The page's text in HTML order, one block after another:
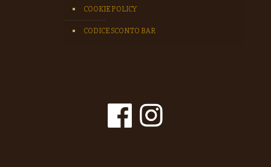
COOKIE POLICY
CODICE SCONTO BAR